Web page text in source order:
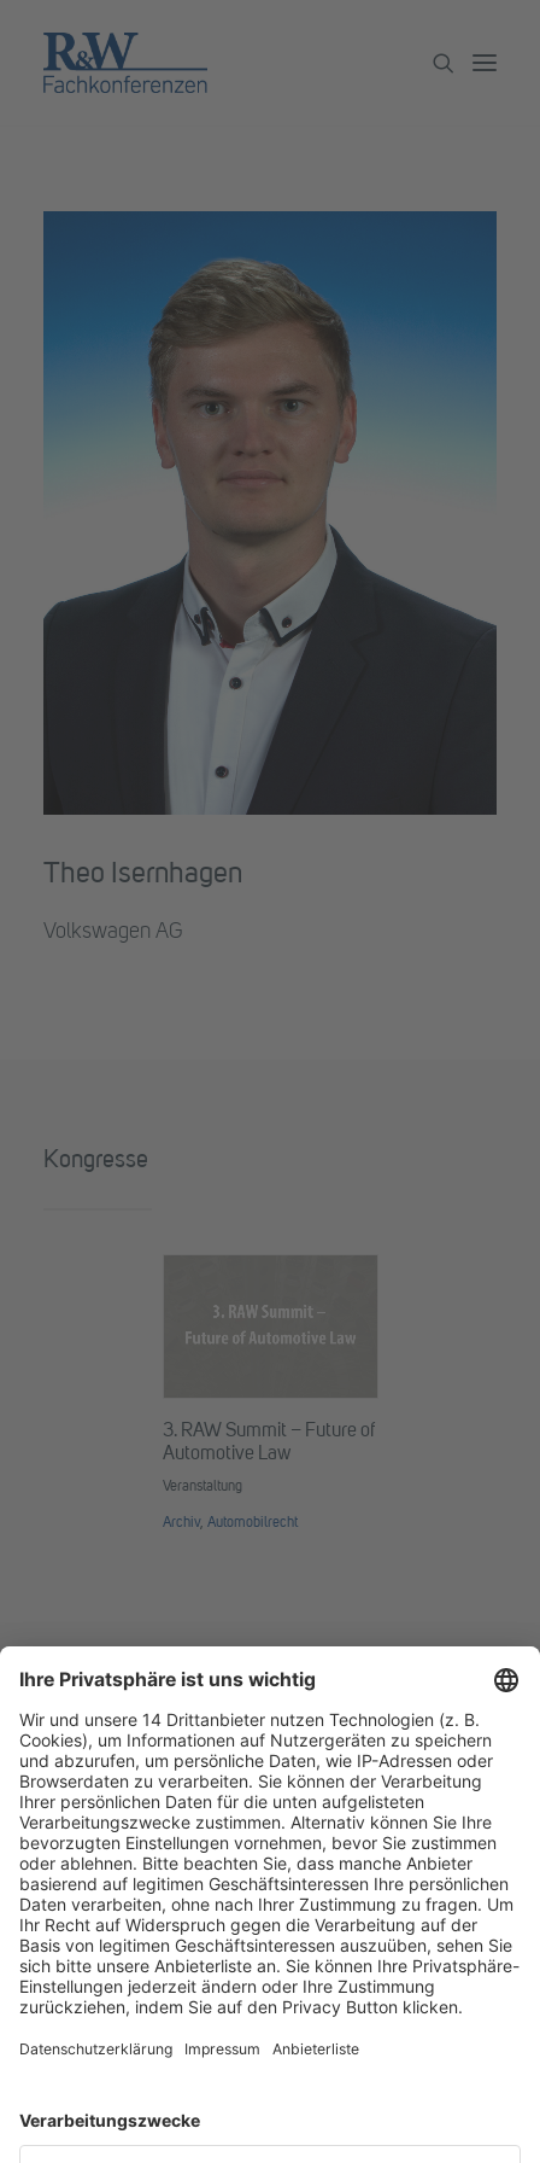
Newsletter
Archiv
Theo Isernhagen
Volkswagen AG
Kongresse
3. RAW Summit – Future of
Automotive Law
Veranstaltung
Archiv, Automobilrecht
Fachmedien Recht und Wirtschaft
Ein Fachbereich der
dfv Mediengruppe
Mainzer Landstr. 251
60326 Frankfurt am Main
E-Mail:info@ruw.de
Web:https://www.ruw.de
AGB